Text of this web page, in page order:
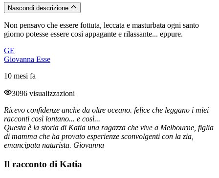
Nascondi descrizione
Non pensavo che essere fottuta, leccata e masturbata ogni santo
giorno potesse essere così appagante e rilassante... eppure.
GE
Giovanna Esse
10 mesi fa
3096 visualizzazioni
Ricevo confidenze anche da oltre oceano. felice che leggano i miei
racconti così lontano... e così...
Questa è la storia di Katia una ragazza che vive a Melbourne, figlia
di mamma che ha provato esperienze sconvolgenti con la zia,
emancipata naturista. Giovanna
Il racconto di Katia